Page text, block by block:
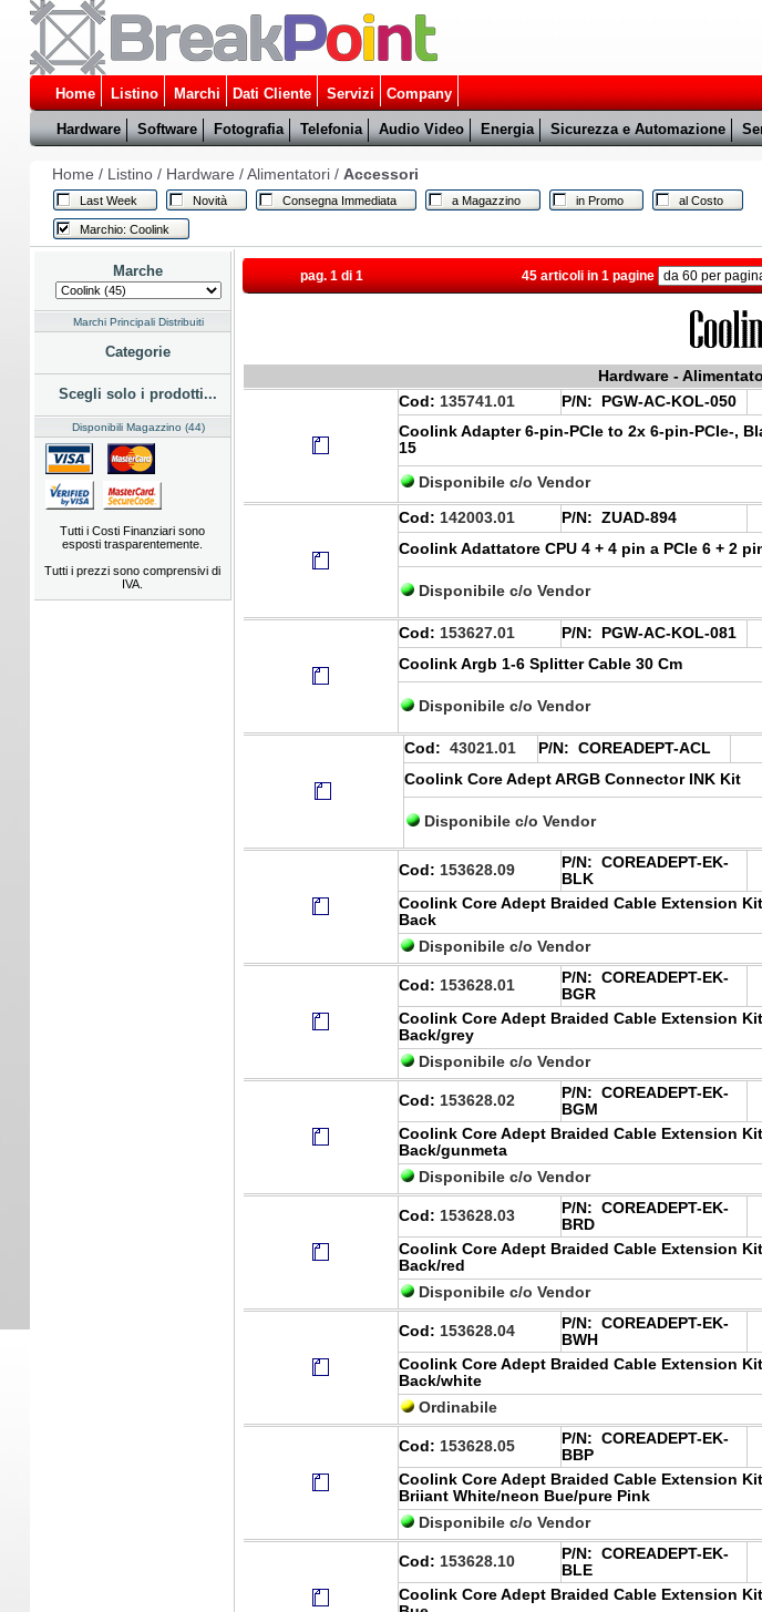
Home Listino Marchi Dati Cliente Servizi Company
Hardware
Software Fotografia Telefonia Audio Video Energia Sicurezza e Automazione
Home / Listino/ Hardware / Alimentatori/ Accessori
Last Week Novità Consegna Immediata a Magazzino in Promo al Costo
Marchio: Coolink
Marche
Marchi Principali Distribuiti
Categorie
Scegli solo i prodotti...
Disponibili Magazzino (44)
Tutti i Costi Finanziari sono
esposti trasparentemente.
Tutti i prezzi sono comprensivi di
IVA.
pag. 1 di 1 45 articoli in 1 pagine
Hardware -
Cod: 135741.01 P/N: PGW-AC-KOL-050
Coolink Adapter 6-pin-PCIe to 2x 6-pin-PCIe-,
15
Disponibile c/o Vendor
Cod: 142003.01 P/N: ZUAD-894
Coolink Adattatore CPU 4 + 4 pin a PCIe 6 + 2
Disponibile c/o Vendor
Cod: 153627.01 P/N: PGW-AC-KOL-081
Coolink Argb 1-6 Splitter Cable 30 Cm
Disponibile c/o Vendor
Cod: 43021.01 P/N: COREADEPT-ACL
Coolink Core Adept ARGB Connector INK Kit
Disponibile c/o Vendor
Cod: 153628.09 P/N: COREADEPT-EK-
BLK
Coolink Core Adept Braided Cable Extension Kit
Back
Disponibile c/o Vendor
Cod: 153628.01 P/N: COREADEPT-EK-
BGR
Coolink Core Adept Braided Cable Extension Kit
Back/grey
Disponibile c/o Vendor
Cod: 153628.02 P/N: COREADEPT-EK-
BGM
Coolink Core Adept Braided Cable Extension Kit
Back/gunmeta
Disponibile c/o Vendor
Cod: 153628.03 P/N: COREADEPT-EK-
BRD
Coolink Core Adept Braided Cable Extension Kit
Back/red
Disponibile c/o Vendor
Cod: 153628.04 P/N: COREADEPT-EK-
BWH
Coolink Core Adept Braided Cable Extension Kit
Back/white
Ordinabile
Cod: 153628.05 P/N: COREADEPT-EK-
BBP
Coolink Core Adept Braided Cable Extension Kit
Briiant White/neon Bue/pure Pink
Disponibile c/o Vendor
Cod: 153628.10 P/N: COREADEPT-EK-
BLE
Coolink Core Adept Braided Cable Extension Kit